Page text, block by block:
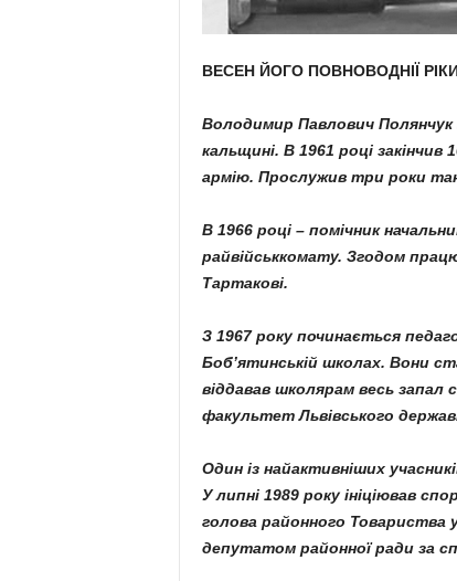
ВЕСЕН ЙОГО ПОВНОВОДНІЇ
Володимир Павлович Полян­чук
кальщині. В 1961 році закінчив
армію. Прослужив три роки
В 1966 році – помічник
райвійськкомату. Згодом
Тартакові.
З 1967 року починається
Боб’я­тинській школах. Вони
віддавав школя­рам весь запал
факультет Львівсько­го
Один із найактивніших
У липні 1989 року ініціював
голова районного То­вариства
депутатом районної ради за